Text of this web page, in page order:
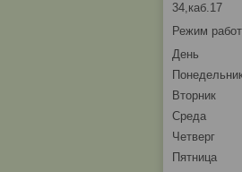
34,каб.17
Режим
День
Вторник
Среда
Четверг
Пятница